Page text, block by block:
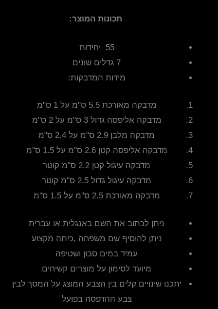
תכונות המוצר:
55 יחידות
7 גדלים שונים
מידות המדבקות:
מדבקה מאורכת 5.5 ס"מ על 1 ס"מ
מדבקה אליפסה גדול 3 ס"מ על 2 ס"מ
מדבקה מלבן 2.9 ס"מ על 2.4 ס"מ
מדבקה אליפסה קטן 2.6 ס"מ על 1.5 ס"מ
מדבקה עיגול קטן 2.2 ס"מ קוטר
מדבקה עיגול גדול 2.5 ס"מ קוטר
מדבקה מאורכת 2.5 ס"מ על 1.5 ס"מ
ניתן לכתוב את השם באנגלית או עברית
ניתן להוסיף שם משפחה ,כיתה מקצוע
עמיד במים סבון ושטיפה
מיועד לסימון על מוצרים קשיחים
יתכנו שינויים קלים בין הצבע המוצג על המסך לבין
צבע ההדפסה בפועל